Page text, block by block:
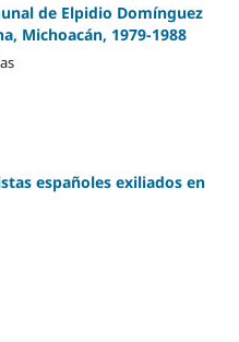
de Elpidio Domínguez
Michoacán, 1979-1988
españoles exiliados en